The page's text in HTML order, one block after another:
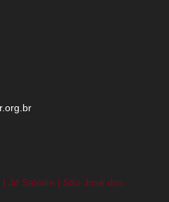
Jd Satélite | São José dos